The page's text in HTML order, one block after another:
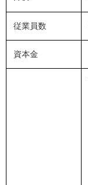
従業員数
資本金